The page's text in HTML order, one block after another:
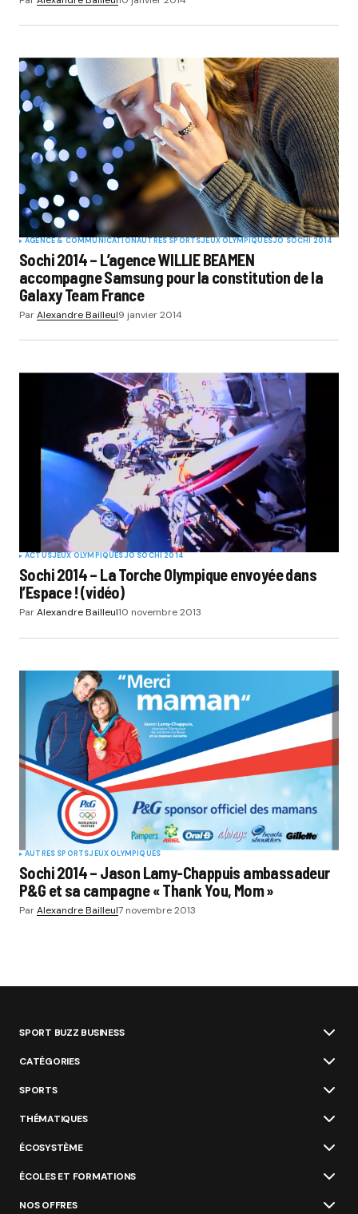
AGENCE & COMMUNICATIONAUTRES SPORTSJEUX OLYMPIQUESJO SOCHI 2014
Sochi 2014 – L’agence WILLIE BEAMEN
accompagne Samsung pour la constitution de la
Galaxy Team France
ParAlexandre Bailleul9 janvier 2014
ACTUSJEUX OLYMPIQUESJO SOCHI 2014
Sochi 2014 – La Torche Olympique envoyée dans
l’Espace ! (vidéo)
ParAlexandre Bailleul10 novembre 2013
AUTRES SPORTSJEUX OLYMPIQUES
Sochi 2014 – Jason Lamy-Chappuis ambassadeur
P&G et sa campagne « Thank You, Mom »
ParAlexandre Bailleul7 novembre 2013
SPORT BUZZ BUSINESS
CATÉGORIES
SPORTS
THÉMATIQUES
ÉCOSYSTÈME
ÉCOLES ET FORMATIONS
NOS OFFRES